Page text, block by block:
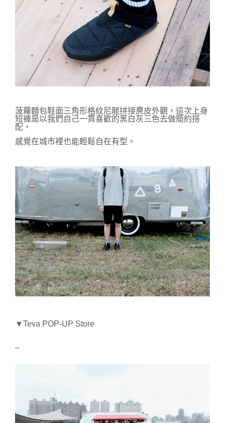
菠蘿麵包鞋面三角形格紋尼龍拼接麂皮外觀， 這次上身
短褲是以我們自己一貫喜歡的黑白灰三色去做簡約搭
配，
感覺在城市裡也能輕鬆自在有型。
▼Teva POP-UP Store
–